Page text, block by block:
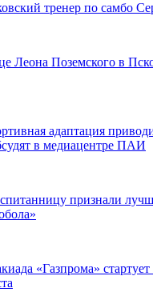
тренер по самбо
Леона Поземского в
адаптация
в медиацентре ПАИ
признали
«Газпрома»